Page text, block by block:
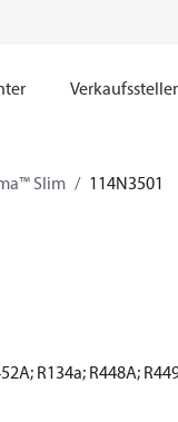
Slim 114N3501
R134a; R448A;